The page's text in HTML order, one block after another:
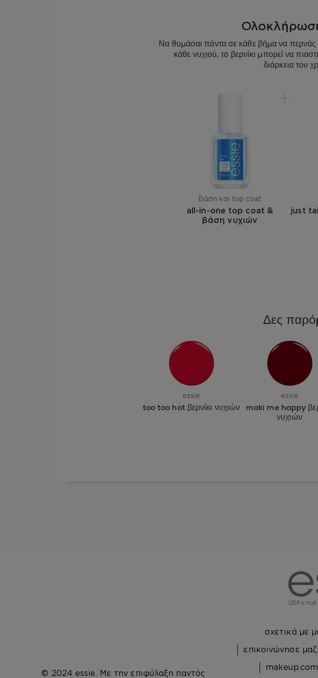
Να θυμάσαι πάντα σε κάθε βήμα να περνάς
κάθε νυχιού, το βερνίκι μπορεί να
διάρκεια του
Βάση και top coat
all-in-one top coat &
βάση νυχιών
just
Δες
essie
too too hot βερνίκι νυχιών
essie
maki me happy
νυχιών
© 2024 essie. Με την επιφύλαξη παντός
σχετικά με
επικοινώνησε
makeup.com